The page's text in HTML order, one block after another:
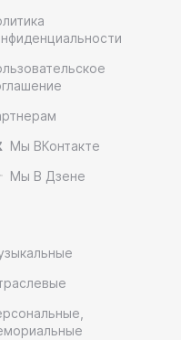
Мы ВКонтакте
Мы В Дзене